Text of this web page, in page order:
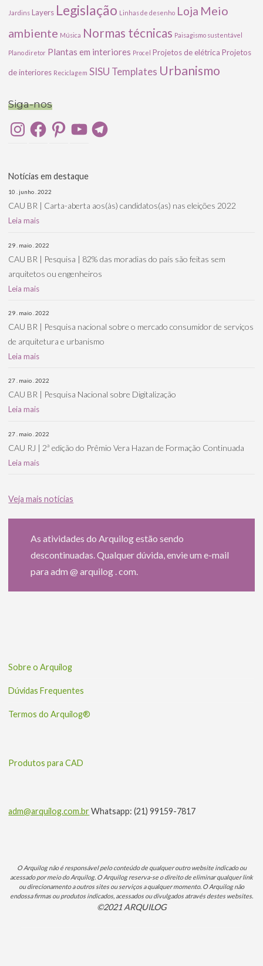
Jardins Layers Legislação Linhas de desenho Loja Meio
ambiente Música Normas técnicas Paisagismo sustentável
Plano diretor Plantas em interiores Procel Projetos de elétrica Projetos
de interiores Reciclagem SISU Templates Urbanismo
Siga-nos
InstagramFacebookPinterestYouTubeTelegram
Notícias em destaque
10 . junho . 2022
CAU BR | Carta-aberta aos(às) candidatos(as) nas eleições 2022
Leia mais
29 . maio . 2022
CAU BR | Pesquisa | 82% das moradias do país são feitas sem
arquitetos ou engenheiros
Leia mais
29 . maio . 2022
CAU BR | Pesquisa nacional sobre o mercado consumidor de serviços
de arquitetura e urbanismo
Leia mais
27 . maio . 2022
CAU BR | Pesquisa Nacional sobre Digitalização
Leia mais
27 . maio . 2022
CAU RJ | 2ª edição do Prêmio Vera Hazan de Formação Continuada
Leia mais
Veja mais notícias
As atividades do Arquilog estão sendo
descontinuadas. Qualquer dúvida, envie um e-mail
para adm @ arquilog . com.
Sobre o Arquilog
Dúvidas Frequentes
Termos do Arquilog®
Produtos para CAD
adm@arquilog.com.brWhatsapp: (21) 99159-7817
O Arquilog não é responsável pelo conteúdo de qualquer outro website indicado ou
acessado por meio do Arquilog. O Arquilog reserva-se o direito de eliminar qualquer link
ou direcionamento a outros sites ou serviços a qualquer momento. O Arquilog não
endossa firmas ou produtos indicados, acessados ou divulgados através destes websites.
©2021 ARQUILOG